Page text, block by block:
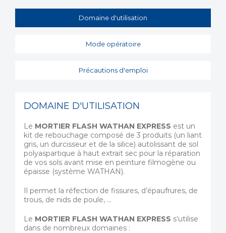
Domaine d'utilisation
Mode opératoire
Précautions d'emploi
DOMAINE D'UTILISATION
Le MORTIER FLASH WATHAN EXPRESS est un
kit de rebouchage composé de 3 produits (un liant
gris, un durcisseur et de la silice) autolissant de sol
polyaspartique à haut extrait sec pour la réparation
de vos sols avant mise en peinture filmogène ou
épaisse (système WATHAN).
Il permet la réfection de fissures, d’épaufrures, de
trous, de nids de poule, …
Le MORTIER FLASH WATHAN EXPRESS s’utilise
dans de nombreux domaines :